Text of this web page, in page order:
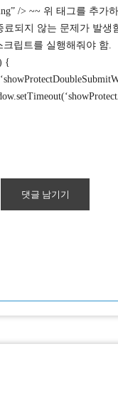
~~ 위 태그를 추가하
료되지 않는 문제가 발생
크립트를 실행해줘야 함.
{
댓글 남기기